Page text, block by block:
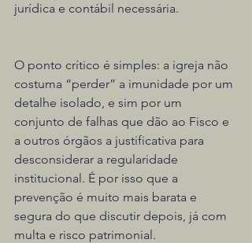
jurídica e contábil necessária.
O ponto crítico é simples: a igreja não
costuma “perder” a imunidade por um
detalhe isolado, e sim por um
conjunto de falhas que dão ao Fisco e
a outros órgãos a justificativa para
desconsiderar a regularidade
institucional. É por isso que a
prevenção é muito mais barata e
segura do que discutir depois, já com
multa e risco patrimonial.